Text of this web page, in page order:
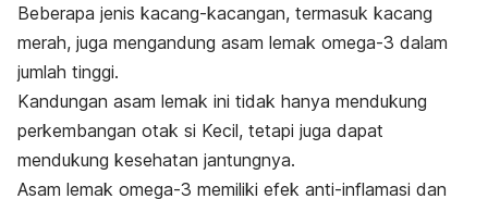
Beberapa jenis kacang-kacangan, termasuk kacang
merah, juga mengandung asam lemak omega-3 dalam
jumlah tinggi.
Kandungan asam lemak ini tidak hanya mendukung
perkembangan otak si Kecil, tetapi juga dapat
mendukung kesehatan jantungnya.
Asam lemak omega-3 memiliki efek anti-inflamasi dan